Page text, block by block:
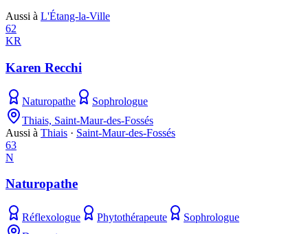
Aussi à L'Étang-la-Ville
62
KR
Karen Recchi
Naturopathe
Sophrologue
Thiais, Saint-Maur-des-Fossés
Aussi à Thiais · Saint-Maur-des-Fossés
63
N
Naturopathe
Réflexologue Phytothérapeute
Sophrologue